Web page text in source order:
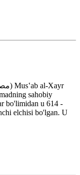
sahobiy
bo'limidan u 614 -
elchisi bo'lgan. U